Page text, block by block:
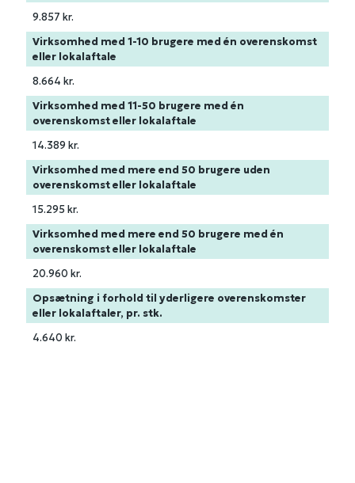
9.857 kr.
Virksomhed med 1-10 brugere med én overenskomst
eller lokalaftale
8.664 kr.
Virksomhed med 11-50 brugere med én
overenskomst eller lokalaftale
14.389 kr.
Virksomhed med mere end 50 brugere uden
overenskomst eller lokalaftale
15.295 kr.
Virksomhed med mere end 50 brugere med én
overenskomst eller lokalaftale
20.960 kr.
Opsætning i forhold til yderligere overenskomster
eller lokalaftaler, pr. stk.
4.640 kr.